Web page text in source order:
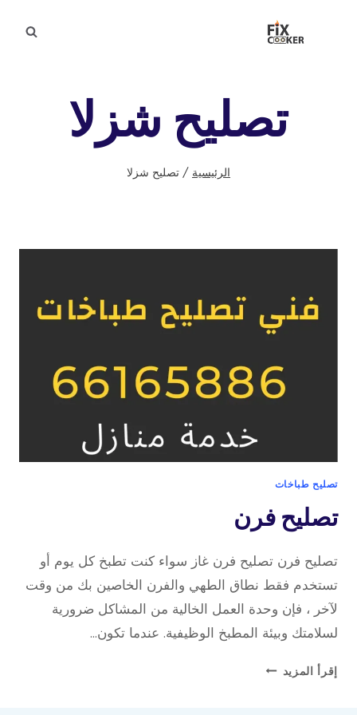
تصليح شزلا
الرئيسية / تصليح شزلا
تصليح طباخات
تصليح فرن
تصليح فرن تصليح فرن غاز سواء كنت تطبخ كل يوم أو
تستخدم فقط نطاق الطهي والفرن الخاصين بك من وقت
لآخر ، فإن وحدة العمل الخالية من المشاكل ضرورية
لسلامتك وبيئة المطبخ الوظيفية. عندما تكون…
إقرأ المزيد تصليح